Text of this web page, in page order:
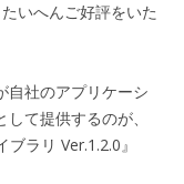
いへんご好評をいた
自社のアプリケーシ
て提供するのが、
ラリ Ver.1.2.0』